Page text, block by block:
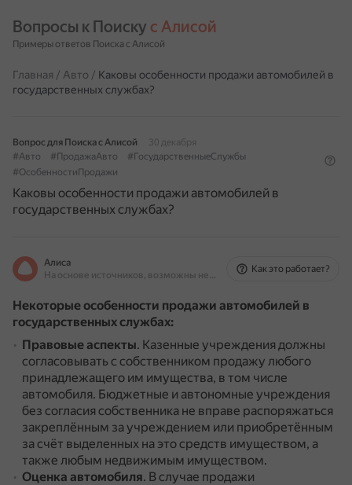
Вопросы к Поиску с Алисой
Примеры ответов Поиска с Алисой
Главная / Авто / Каковы особенности продажи автомобилей в
государственных службах?
Вопрос для Поиска с Алисой
30 декабря
#Авто
#ПродажаАвто
#ГосударственныеСлужбы
#ОсобенностиПродажи
Каковы особенности продажи автомобилей в
государственных службах?
Алиса
На основе источников, возможны неточности
Как это работает?
Некоторые особенности продажи автомобилей в
государственных службах:
Правовые аспекты. Казенные учреждения должны
согласовывать с собственником продажу любого
принадлежащего им имущества, в том числе
автомобиля. Бюджетные и автономные учреждения
без согласия собственника не вправе распоряжаться
закреплённым за учреждением или приобретённым
за счёт выделенных на это средств имуществом, а
также любым недвижимым имуществом.
Оценка автомобиля. В случае продажи